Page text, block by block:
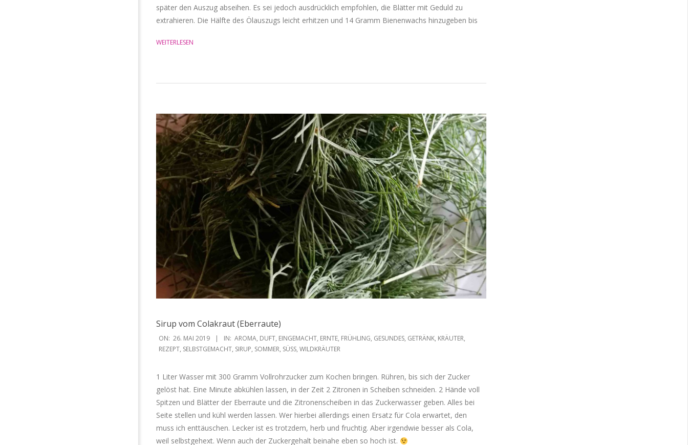
später den Auszug abseihen. Es sei jedoch ausdrücklich empfohlen, die Blätter mit Geduld zu
extrahieren. Die Hälfte des Ölauszugs leicht erhitzen und 14 Gramm Bienenwachs hinzugeben bis
WEITERLESEN
Sirup vom Colakraut (Eberraute)
2019-
05-
ON: 26. MAI 2019 IN: AROMA, DUFT, EINGEMACHT, ERNTE, FRÜHLING, GESUNDES, GETRÄNK, KRÄUTER,
REZEPT, SELBSTGEMACHT, SIRUP, SOMMER, SÜSS , WILDKRÄUTER
1 Liter Wasser mit 300 Gramm Vollrohrzucker zum Kochen bringen. Rühren, bis sich der Zucker
gelöst hat. Eine Minute abkühlen lassen, in der Zeit 2 Zitronen in Scheiben schneiden. 2 Hände voll
Spitzen und Blätter der Eberraute und die Zitronenscheiben in das Zuckerwasser geben. Alles bei
Seite stellen und kühl werden lassen. Wer hierbei allerdings einen Ersatz für Cola erwartet, den
muss ich enttäuschen. Lecker ist es trotzdem, herb und fruchtig. Aber irgendwie besser als Cola,
weil selbstgehext. Wenn auch der Zuckergehalt beinahe eben so hoch ist.